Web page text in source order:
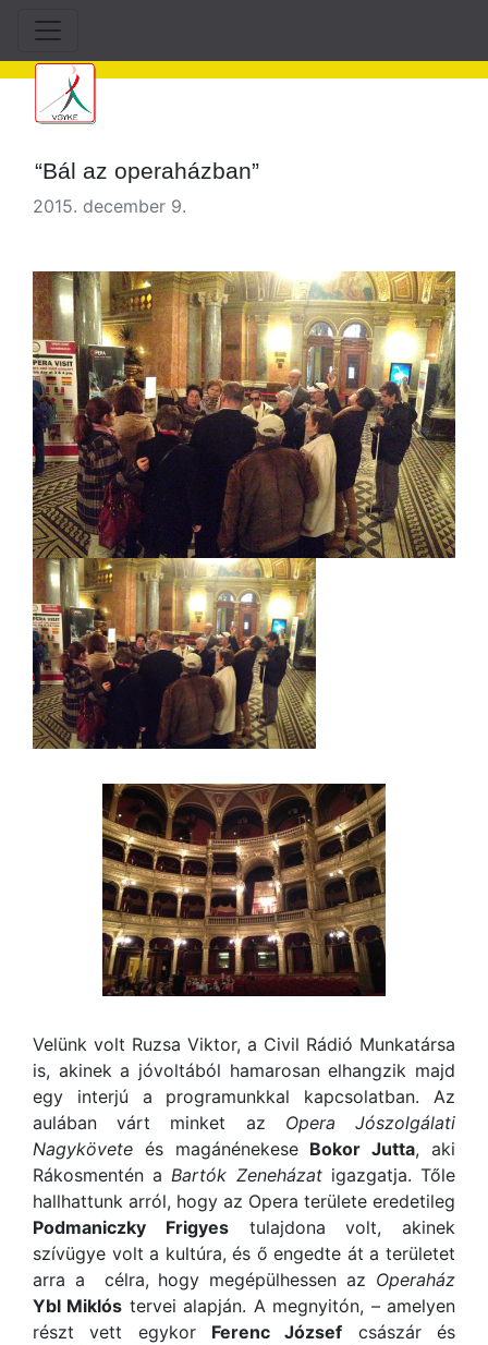
“Bál az operaházban”
2015. december 9.
Velünk volt Ruzsa Viktor, a Civil Rádió Munkatársa
is, akinek a jóvoltából hamarosan elhangzik majd
egy interjú a programunkkal kapcsolatban. Az
aulában várt minket az Opera Jószolgálati
Nagykövete és magánénekese Bokor Jutta, aki
Rákosmentén aBartók Zeneházatigazgatja. Tőle
hallhattunk arról, hogy az Opera területe eredetileg
Podmaniczky Frigyestulajdona volt, akinek
szívügye volt a kultúra, és ő engedte át a területet
arra a célra, hogy megépülhessen az Operaház
Ybl Miklós tervei alapján. A megnyitón, – amelyen
részt vett egykor Ferenc József császár és